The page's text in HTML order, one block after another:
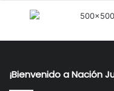
¡Bienvenido a Nación